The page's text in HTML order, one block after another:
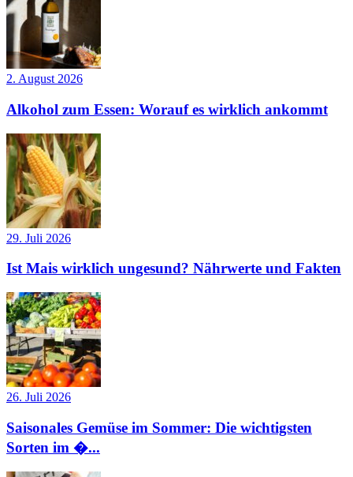
2. August 2026
Alkohol zum Essen: Worauf es wirklich ankommt
29. Juli 2026
Ist Mais wirklich ungesund? Nährwerte und Fakten
26. Juli 2026
Saisonales Gemüse im Sommer: Die wichtigsten
Sorten im �...